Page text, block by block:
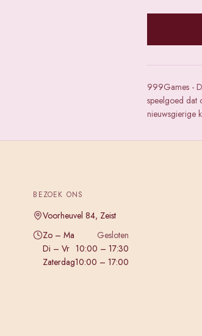
999Games -
speelgoed dat
nieuwsgierige
BEZOEK ONS
Voorheuvel 84, Zeist
Zo – Ma
Gesloten
Di – Vr 10:00 – 17:30
Zaterdag10:00 – 17:00